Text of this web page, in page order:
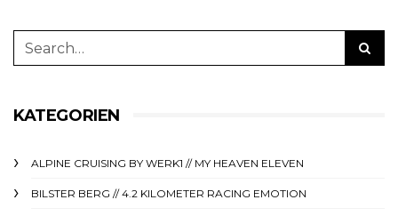
KATEGORIEN
ALPINE CRUISING BY WERK1 // MY HEAVEN ELEVEN
BILSTER BERG // 4.2 KILOMETER RACING EMOTION